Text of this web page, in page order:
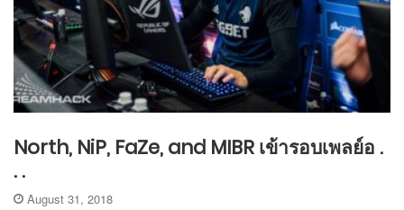
North, NiP, FaZe, and MIBR เข้ารอบเพลย์อ .
. .
August 31, 2018